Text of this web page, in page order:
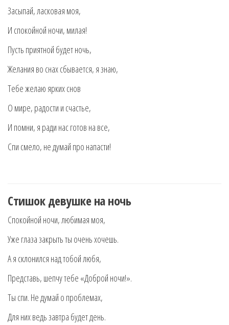
Засыпай, ласковая моя,
И спокойной ночи, милая!
Пусть приятной будет ночь,
Желания во снах сбывается, я знаю,
Тебе желаю ярких снов
О мире, радости и счастье,
И помни, я ради нас готов на все,
Спи смело, не думай про напасти!
Стишок девушке на ночь
Спокойной ночи, любимая моя,
Уже глаза закрыть ты очень хочешь.
А я склонился над тобой любя,
Представь, шепчу тебе «Доброй ночи!».
Ты спи. Не думай о проблемах,
Для них ведь завтра будет день.